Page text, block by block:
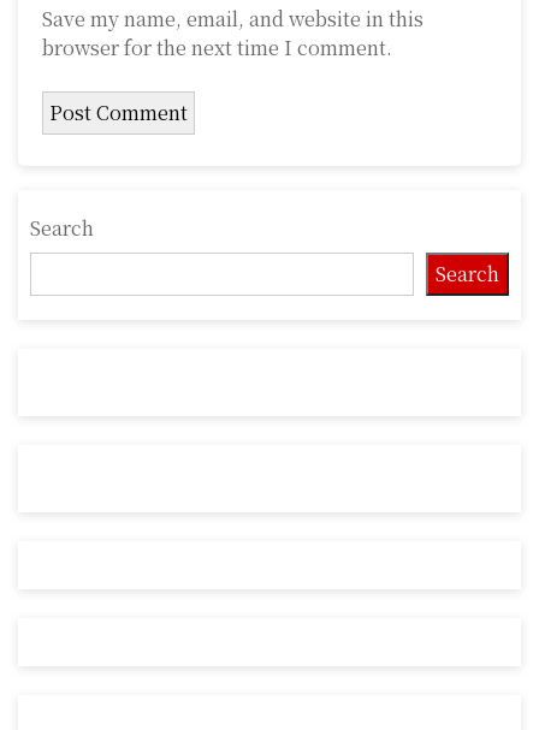
Save my name, email, and website in this
browser for the next time I comment.
Search
Search